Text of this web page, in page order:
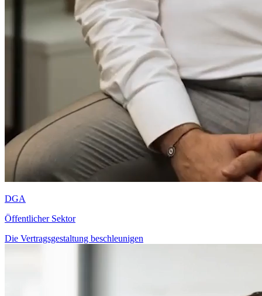
DGA
Öffentlicher Sektor
Die Vertragsgestaltung beschleunigen